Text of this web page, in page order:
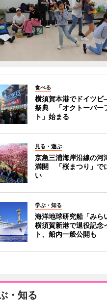
食べる
横須賀本港でドイツ
祭典 「オクトーバー
ト」始まる
見る・遊ぶ
京急三浦海岸沿線の河
満開 「桜まつり」で
い
学ぶ・知る
海洋地球研究船「み
横須賀新港で退役記念
ト、船内一般公開も
・知る